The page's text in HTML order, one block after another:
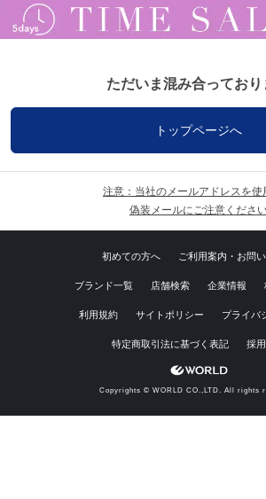
ただいま混み合っており
トップページへ
注意：当社のメールアドレスを使
偽装メールにご注意くださ
初めての方へ ご利用案内・お問
ブランド一覧 店舗検索 企業情報
利用規約 サイトポリシー プライバ
特定商取引法に基づく表記 採
Copyrights © WORLD CO.,LTD. All rights